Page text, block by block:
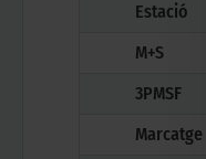
Estació
M+S
3PMSF
Marcatge